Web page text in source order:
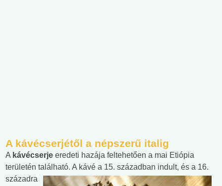
A kávécserjétől a népszerű italig
A kávécserje eredeti hazája feltehetően a mai Etiópia
területén található. A kávé a 15. században indult, és a 16.
századra